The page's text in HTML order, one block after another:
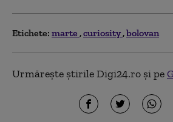
Etichete: marte curiosity bolovan
Urmărește știrile Digi24.ro și pe